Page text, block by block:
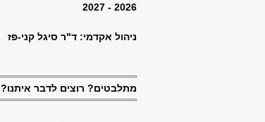
2026 - 2027
ניהול אקדמי: ד"ר סיגל קני-פז
מתלבטים? רוצים לדבר איתנו?